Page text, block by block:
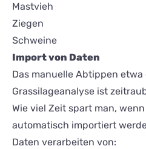
Mastvieh
Ziegen
Schweine
Import von Daten
Das manuelle Abtippen
Grassilageanalyse ist
Wie viel Zeit spart man,
automatisch importiert
Daten verarbeiten von: